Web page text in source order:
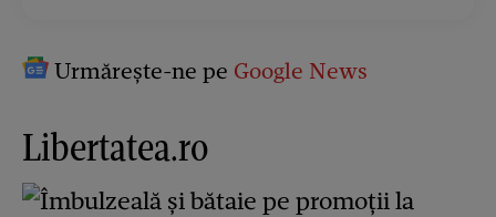
Urmărește-ne pe Google News
Libertatea.ro